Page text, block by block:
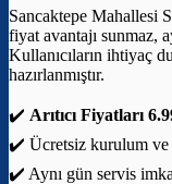
Sancaktepe Mahallesi
fiyat avantajı sunmaz,
Kullanıcıların ihtiyaç
hazırlanmıştır.
✔️ Arıtıcı Fiyatları
✔️ Ücretsiz kurulum ve
✔️ Aynı gün servis